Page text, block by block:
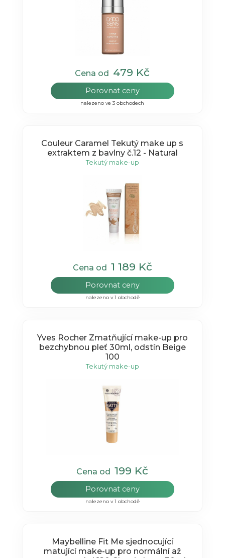
Cena od 479 Kč
Porovnat ceny
nalezeno ve 3 obchodech
Couleur Caramel Tekutý make up s
extraktem z bavlny č.12 - Natural
Tekutý make-up
Cena od 1 189 Kč
Porovnat ceny
nalezeno v 1 obchodě
Yves Rocher Zmatňující make-up pro
bezchybnou pleť 30ml, odstín Beige
100
Tekutý make-up
Cena od 199 Kč
Porovnat ceny
nalezeno v 1 obchodě
Maybelline Fit Me sjednocující
matující make-up pro normální až